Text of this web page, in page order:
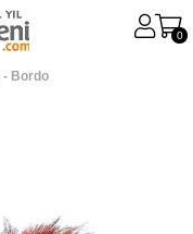
0
- Bordo